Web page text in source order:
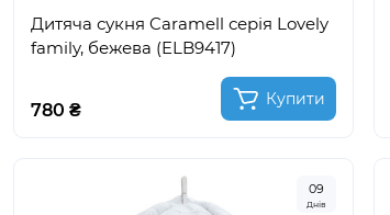
Дитяча сукня Caramell серія Lovely
family, бежева (ELB9417)
780 ₴
Купити
09
Днів